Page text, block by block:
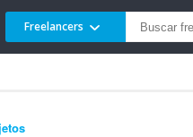
Freelancers